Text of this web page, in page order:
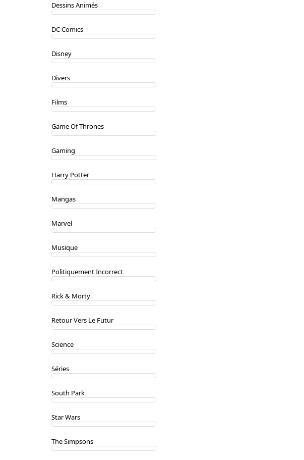
Dessins Animés
DC Comics
Disney
Divers
Films
Game Of Thrones
Gaming
Harry Potter
Mangas
Marvel
Musique
Politiquement Incorrect
Rick & Morty
Retour Vers Le Futur
Science
Séries
South Park
Star Wars
The Simpsons